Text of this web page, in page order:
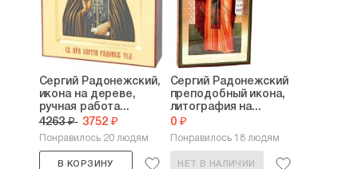
Сергий Радонежский,
икона на дереве,
ручная работа...
4263 ₽ 3752 ₽
Понравилось 20 людям
В КОРЗИНУ
Сергий Радонежский
преподобный икона,
литография на...
0 ₽
Понравилось 18 людям
НЕТ В НАЛИЧИИ